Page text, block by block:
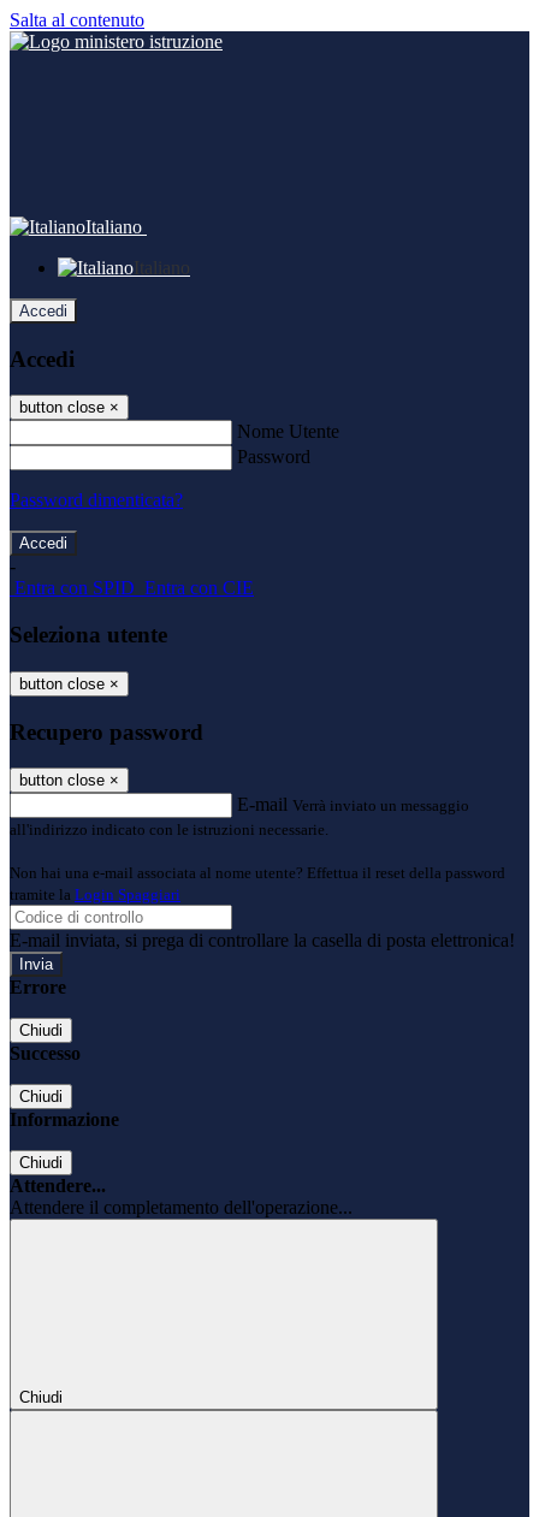
Salta al contenuto
Italiano
Italiano
Accedi
Accedi
button close ×
Nome Utente
Password
Password dimenticata?
-
Entra con SPID Entra con CIE
Seleziona utente
button close ×
Recupero password
button close ×
E-mail Verrà inviato un messaggio
all'indirizzo indicato con le istruzioni necessarie.
Non hai una e-mail associata al nome utente? Effettua il reset della password
tramite la Login Spaggiari
E-mail inviata, si prega di controllare la casella di posta elettronica!
Errore
Chiudi
Successo
Chiudi
Informazione
Chiudi
Attendere...
Attendere il completamento dell'operazione...
Chiudi